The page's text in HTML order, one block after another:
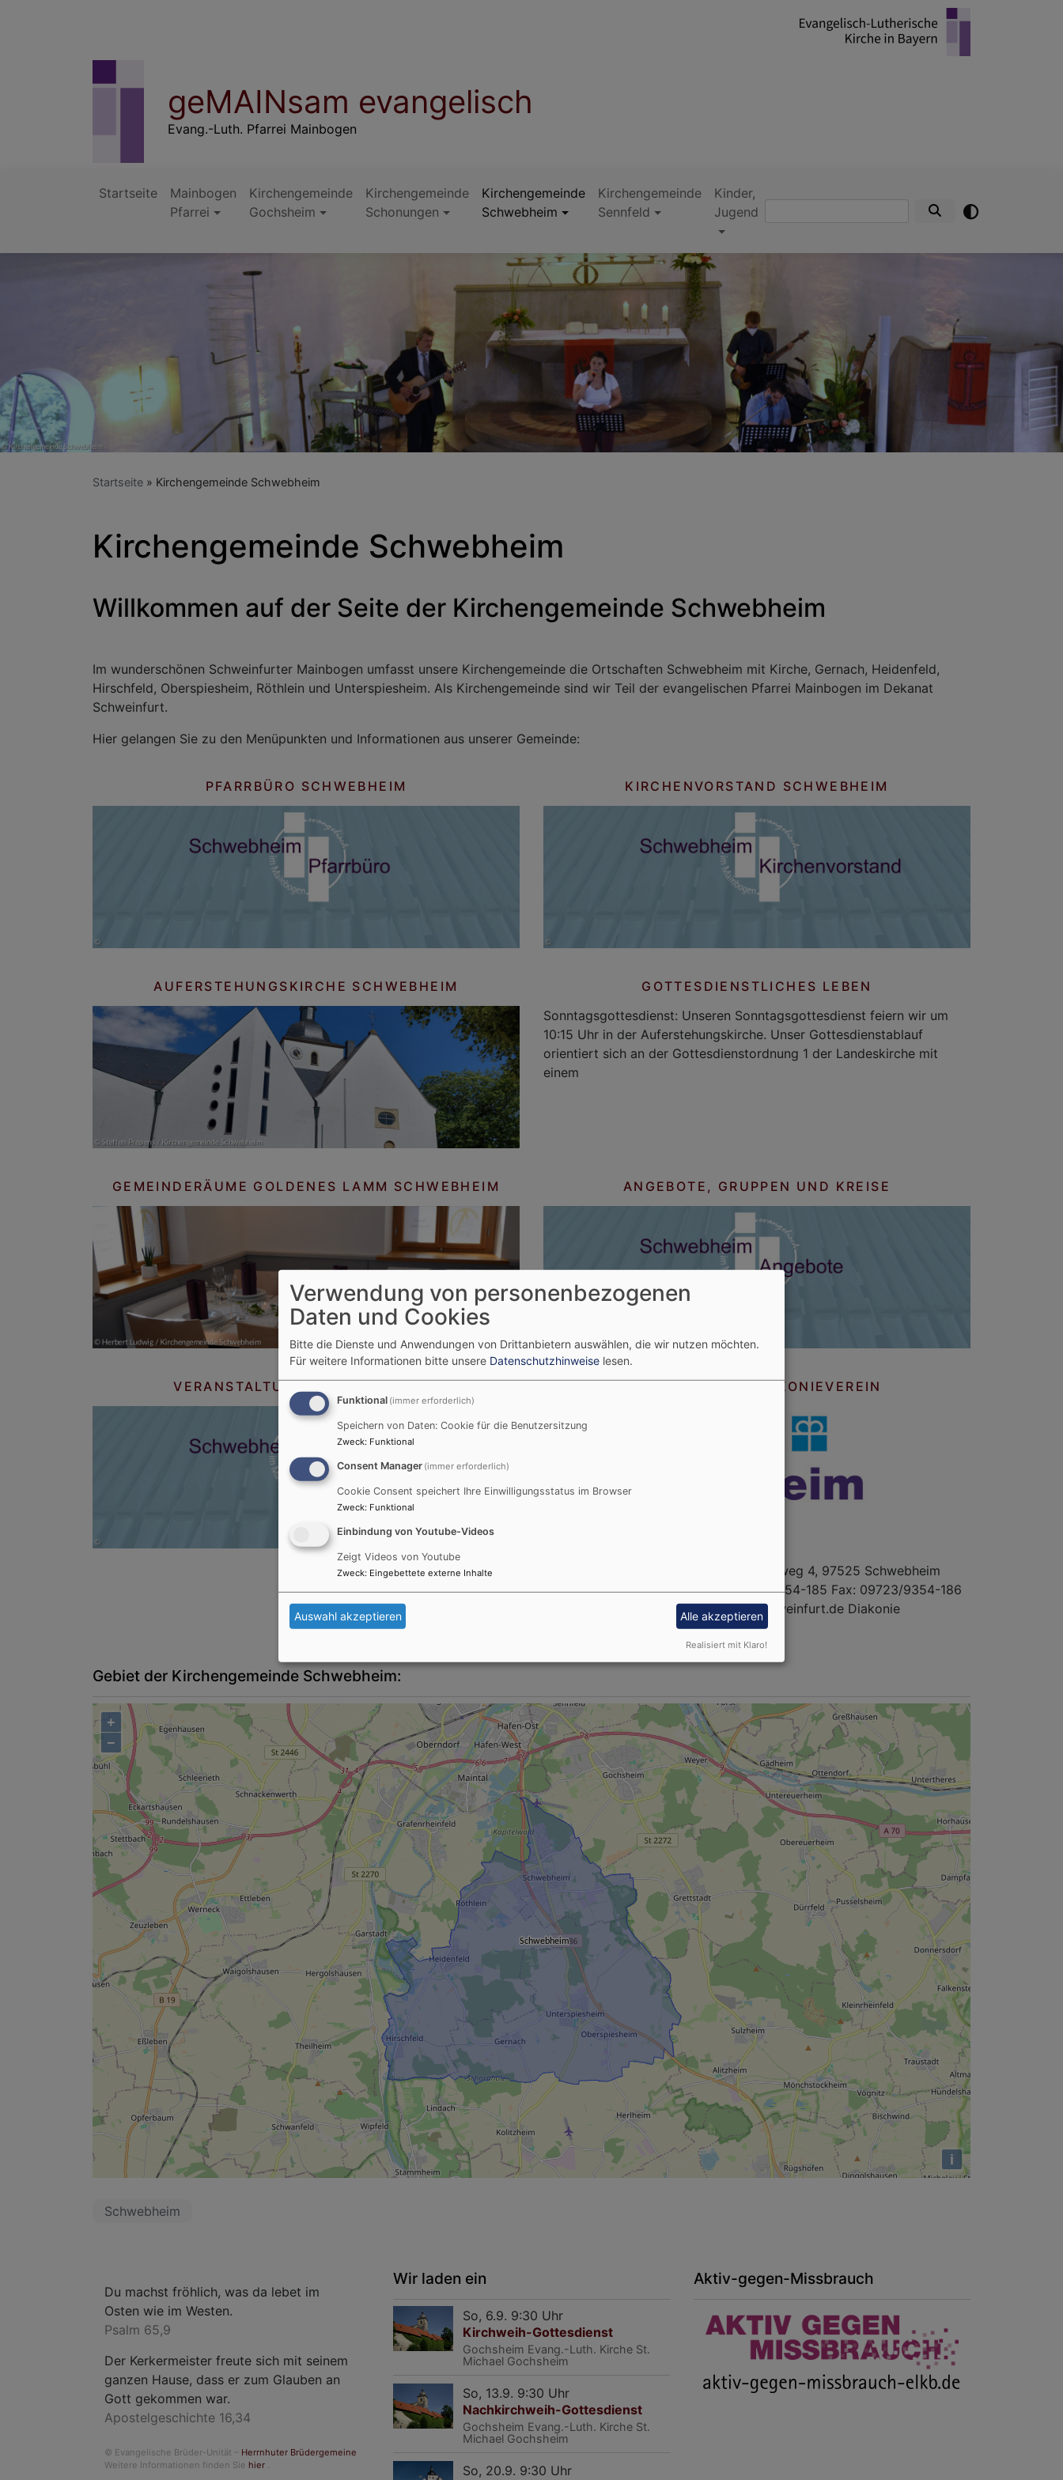
geMAINsam evangelisch
Evang.-Luth. Pfarrei Mainbogen
Hauptnavigation
Startseite
Mainbogen
Pfarrei
Kirchengemeinde
Gochsheim
Kirchengemeinde
Schonungen
Kirchengemeinde
Schwebheim
Kirchengemeinde
Sennfeld
Kinder,
JugendSuche
Startseite Kirchengemeinde Schwebheim
Kirchengemeinde Schwebheim
Willkommen auf der Seite der Kirchengemeinde Schwebheim
Im wunderschönen Schweinfurter Mainbogen umfasst unsere Kirchengemeinde die Ortschaften Schwebheim mit Kirche, Gernach, Heidenfeld,
Hirschfeld, Oberspiesheim, Röthlein und Unterspiesheim. Als Kirchengemeinde sind wir Teil der evangelischen Pfarrei Mainbogen im Dekanat
Schweinfurt.
Hier gelangen Sie zu den Menüpunkten und Informationen aus unserer Gemeinde:
PFARRBÜRO SCHWEBHEIM KIRCHENVORSTAND SCHWEBHEIM
AUFERSTEHUNGSKIRCHE SCHWEBHEIM
GOTTESDIENSTLICHES LEBEN
Sonntagsgottesdienst: Unseren Sonntagsgottesdienst feiern wir um
10:15 Uhr in der Auferstehungskirche. Unser Gottesdienstablauf
orientiert sich an der Gottesdienstordnung 1 der Landeskirche mit
einem
GEMEINDERÄUME GOLDENES LAMM SCHWEBHEIM ANGEBOTE, GRUPPEN UND KREISE
VERANSTALTUNGEN SCHWEBHEIM DIAKONIE UND DIAKONIEVEREIN
Diakoniestation Schwebheim Siedlungsweg 4, 97525 Schwebheim
Leitung: Stefanie Schmitt Tel.: 09723/9354-185 Fax: 09723/9354-186
E-Mail: dst-schwebheim@diakonie-schweinfurt.de Diakonie
Gebiet der Kirchengemeinde Schwebheim:
+
−
i
Schwebheim
Du machst fröhlich, was da lebet im
Osten wie im Westen.
Psalm 65,9
Der Kerkermeister freute sich mit seinem
ganzen Hause, dass er zum Glauben an
Gott gekommen war.
Apostelgeschichte 16,34
© Evangelische Brüder-Unität – Herrnhuter Brüdergemeine
Weitere Informationen finden Sie hier .
Wir laden ein
So, 6.9. 9:30 Uhr
Kirchweih-Gottesdienst
Gochsheim Evang.-Luth. Kirche St.
Michael Gochsheim
So, 13.9. 9:30 Uhr
Nachkirchweih-Gottesdienst
Gochsheim Evang.-Luth. Kirche St.
Michael Gochsheim
So, 20.9. 9:30 Uhr
Aktiv-gegen-Missbrauch
Verwendung von personenbezogenen
Daten und Cookies
Bitte die Dienste und Anwendungen von Drittanbietern auswählen, die wir nutzen möchten.
Für weitere Informationen bitte unsere Datenschutzhinweise lesen.
Funktional (immer erforderlich)
Speichern von Daten: Cookie für die Benutzersitzung
Zweck: Funktional
Consent Manager (immer erforderlich)
Cookie Consent speichert Ihre Einwilligungsstatus im Browser
Zweck: Funktional
Einbindung von Youtube-Videos
Zeigt Videos von Youtube
Zweck: Eingebettete externe Inhalte
Auswahl akzeptieren Alle akzeptieren
Realisiert mit Klaro!